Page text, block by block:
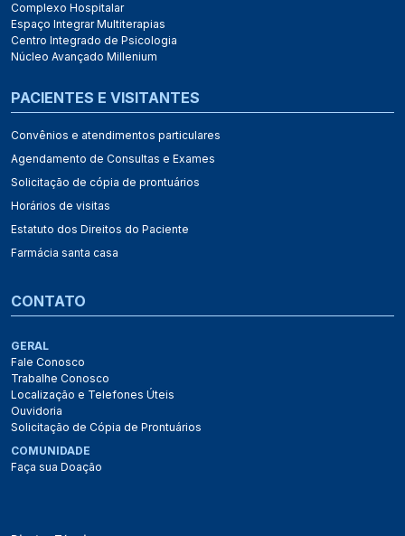
Complexo Hospitalar
Espaço Integrar Multiterapias
Centro Integrado de Psicologia
Núcleo Avançado Millenium
PACIENTES E VISITANTES
Convênios e atendimentos particulares
Agendamento de Consultas e Exames
Solicitação de cópia de prontuários
Horários de visitas
Estatuto dos Direitos do Paciente
Farmácia santa casa
CONTATO
GERAL
Fale Conosco
Trabalhe Conosco
Localização e Telefones Úteis
Ouvidoria
Solicitação de Cópia de Prontuários
COMUNIDADE
Faça sua Doação